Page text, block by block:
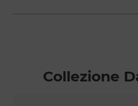
Collezione